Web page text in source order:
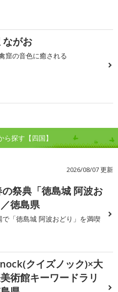
ながお
窟の音色に癒される
探す【四国】
2026/08/07 更新
祭典「徳島城 阿波お
徳島県
で「徳島城 阿波おどり」を満喫
クイズノック)×大
術館キーワードラリ